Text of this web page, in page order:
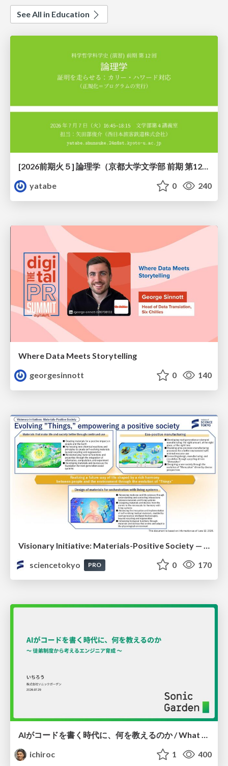
See All in Education
yatabe
0 240
Where Data Meets Storytelling
georgesinnott
0 140
sciencetokyo
PRO 0 170
AIがコードを書く時代に、何を教えるのか / What Should We Teach in the Age of AI-Generated Code?
ichiroc
1 400